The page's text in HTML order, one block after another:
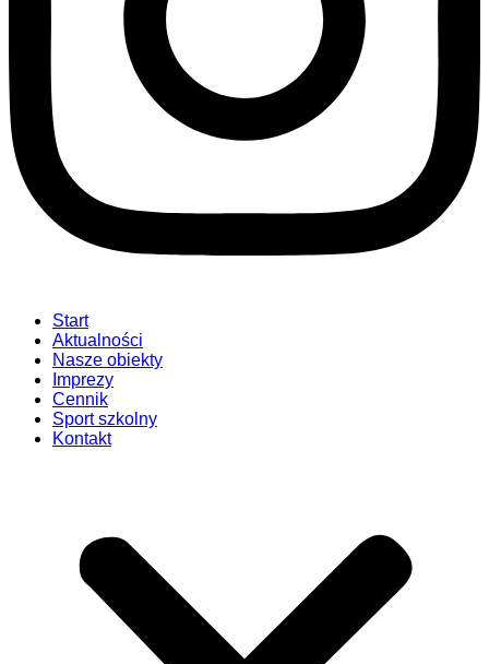
Start
Aktualności
Nasze obiekty
Imprezy
Cennik
Sport szkolny
Kontakt